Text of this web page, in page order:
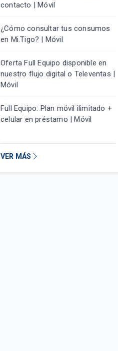
contacto | Móvil
¿Cómo consultar tus consumos
en Mi.Tigo? | Móvil
Oferta Full Equipo disponible en
nuestro flujo digital o Televentas |
Móvil
Full Equipo: Plan móvil ilimitado +
celular en préstamo | Móvil
VER MÁS